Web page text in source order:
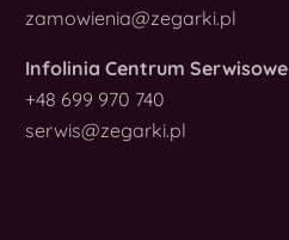
zamowienia@zegarki.pl
Infolinia Centrum Serwisowe
+48 699 970 740
serwis@zegarki.pl